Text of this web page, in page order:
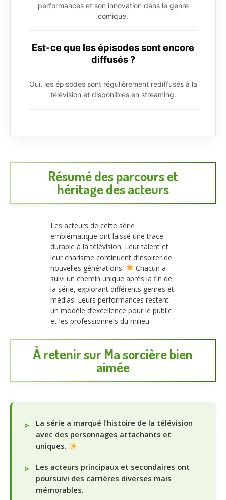
performances et son innovation dans le genre
comique.
Est-ce que les épisodes sont encore
diffusés ?
Oui, les épisodes sont régulièrement rediffusés à la
télévision et disponibles en streaming.
Résumé des parcours et
héritage des acteurs
Les acteurs de cette série
emblématique ont laissé une trace
durable à la télévision. Leur talent et
leur charisme continuent d’inspirer de
nouvelles générations.
Chacun a
suivi un chemin unique après la fin de
la série, explorant différents genres et
médias. Leurs performances restent
un modèle d’excellence pour le public
et les professionnels du milieu.
À retenir sur Ma sorcière bien
aimée
La série a marqué l’histoire de la télévision
avec des personnages attachants et
uniques.
Les acteurs principaux et secondaires ont
poursuivi des carrières diverses mais
mémorables.